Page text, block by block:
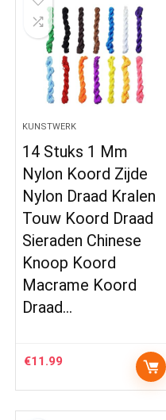
KUNSTWERK
14 Stuks 1 Mm
Nylon Koord Zijde
Nylon Draad Kralen
Touw Koord Draad
Sieraden Chinese
Knoop Koord
Macrame Koord
Draad…
€11.99